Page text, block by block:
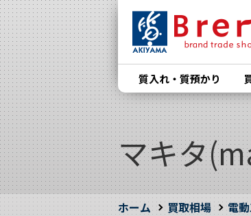
質入れ・質預かり
マキタ
ホーム 買取相場 電